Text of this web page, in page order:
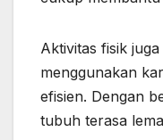
Aktivitas fisik
menggunakan
efisien. Dengan
tubuh terasa